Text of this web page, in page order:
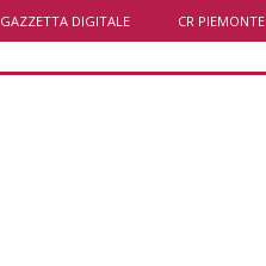
GAZZETTA DIGITALE CR PIEMONTE